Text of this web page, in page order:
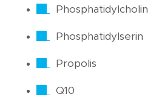
Phosphatidylcholin
Phosphatidylserin
Propolis
Q10